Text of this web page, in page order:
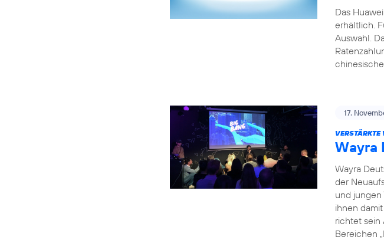
Das
erhältlich.
Auswahl.
17.
Wayra
Wayra
der
und
ihnen
richtet sein
Bereichen